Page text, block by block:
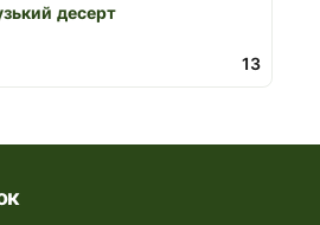
13
десерт